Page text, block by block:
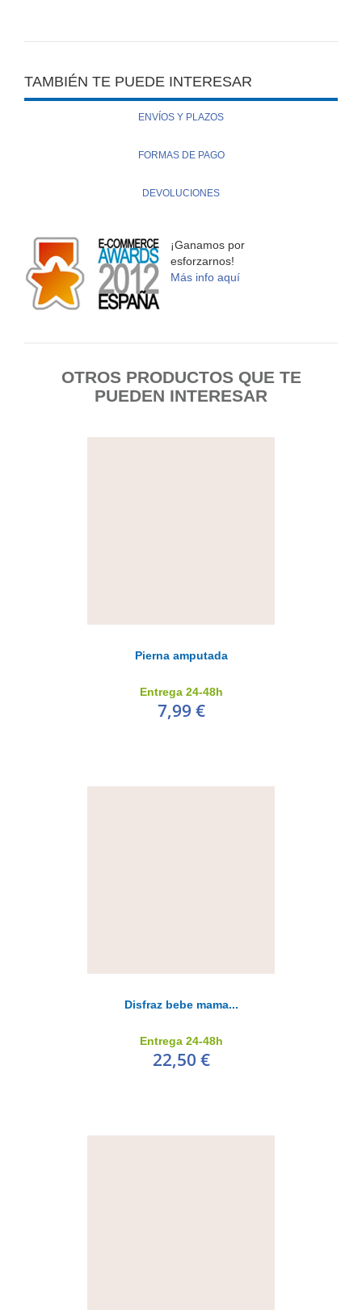
TAMBIÉN TE PUEDE INTERESAR
ENVÍOS Y PLAZOS
FORMAS DE PAGO
DEVOLUCIONES
¡Ganamos por
esforzarnos!
Más info aquí
OTROS PRODUCTOS QUE TE
PUEDEN INTERESAR
Pierna amputada
Entrega 24-48h
7,99 €
Disfraz bebe mama...
Entrega 24-48h
22,50 €